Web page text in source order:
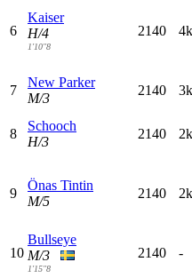
6
Kaiser
H/4
1'10"8
2140 4k
7
New Parker
M/3
2140 3k
8
Schooch
H/3
2140 2k
9
Önas Tintin
M/5
2140 2k
10
Bullseye
M/3
1'15"8
2140 -